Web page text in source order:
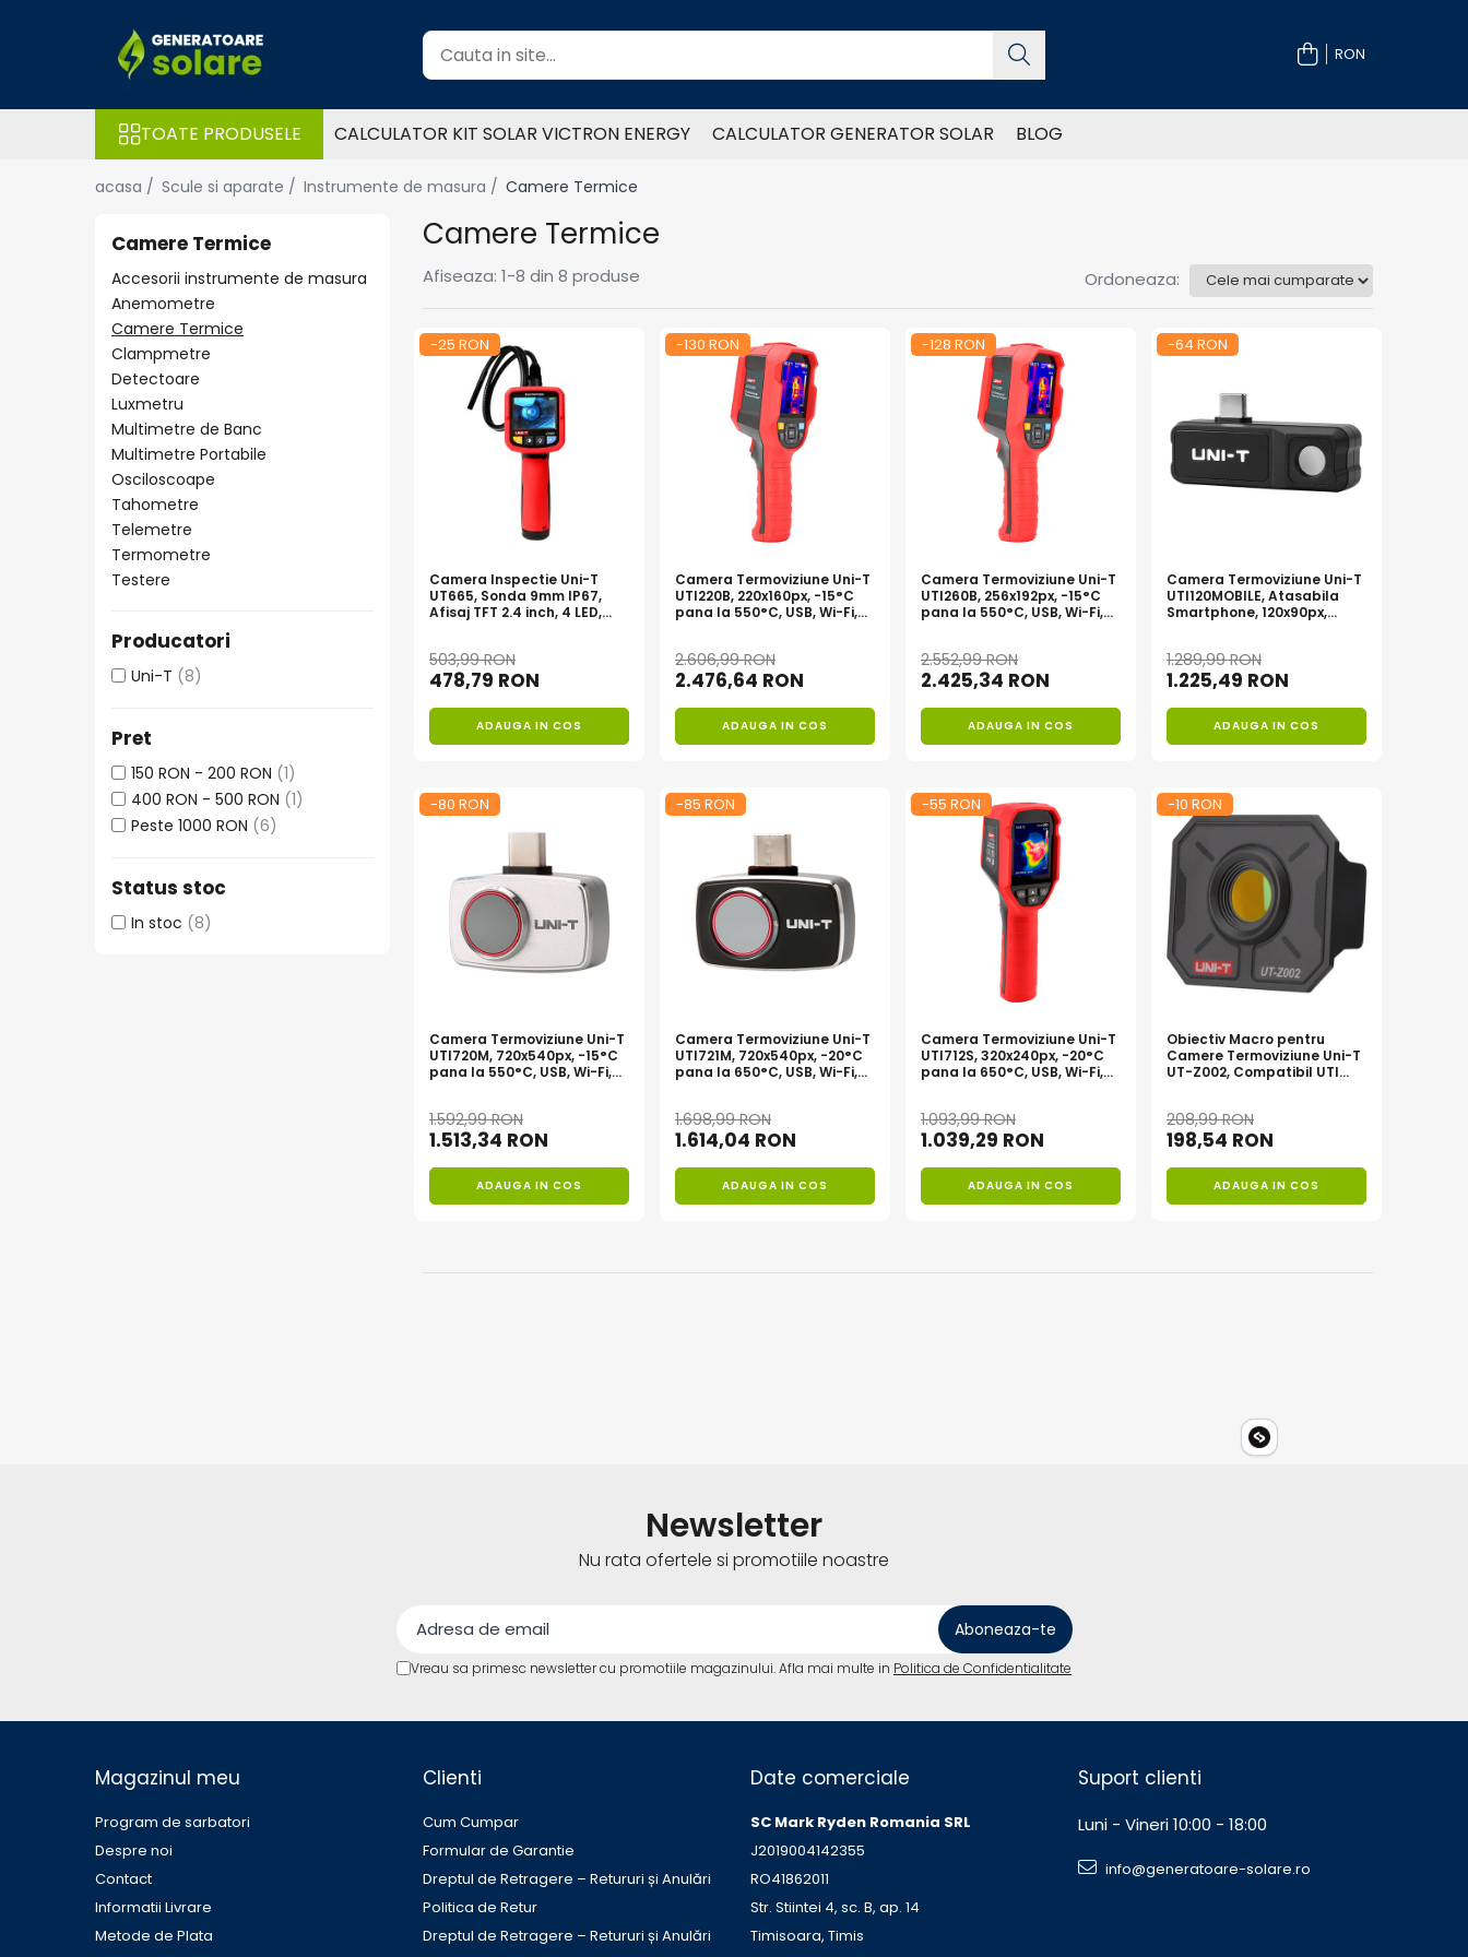
Toate Produsele
Statii de Alimentare Portabile
Cauta dupa capacitate
Intre 1000-2000W
Peste 3000W
Cauta dupa marca
Vezi toate statiile
Accesorii Statii de Alimentare
Kituri Generatoare Solare
Cauta dupa capacitate
Intre 1000-2000W
Intre 2000-3000W
Cauta dupa marca
Toate generatoarele
Acumulatori
Acumulatori Litiu
Acumulatori Moto
Electronice
RON
TOATE PRODUSELE CALCULATOR KIT SOLAR VICTRON ENERGY CALCULATOR GENERATOR SOLAR BLOG
acasa / Scule si aparate / Instrumente de masura / Camere Termice
Camere Termice
Camere Termice
Accesorii instrumente de masura
Anemometre
Camere Termice
Clampmetre
Detectoare
Luxmetru
Multimetre de Banc
Multimetre Portabile
Osciloscoape
Tahometre
Telemetre
Termometre
Testere
Producatori
Uni-T (8)
Pret
150 RON - 200 RON (1)
400 RON - 500 RON (1)
Peste 1000 RON (6)
Status stoc
In stoc (8)
Afiseaza: 1-8 din 8 produse Ordoneaza:
-25 RON
Camera Inspectie Uni-T
UT665, Sonda 9mm IP67,
Afisaj TFT 2.4 inch, 4 LED,
503,99 RON
478,79 RON
ADAUGA IN COS
-130 RON
Camera Termoviziune Uni-T
UTI220B, 220x160px, -15°C
pana la 550°C, USB, Wi-Fi,
2.606,99 RON
2.476,64 RON
ADAUGA IN COS
-128 RON
Camera Termoviziune Uni-T
UTI260B, 256x192px, -15°C
pana la 550°C, USB, Wi-Fi,
2.552,99 RON
2.425,34 RON
ADAUGA IN COS
-64 RON
Camera Termoviziune Uni-T
UTI120MOBILE, Atasabila
Smartphone, 120x90px,
1.289,99 RON
1.225,49 RON
ADAUGA IN COS
-80 RON
Camera Termoviziune Uni-T
UTI720M, 720x540px, -15°C
pana la 550°C, USB, Wi-Fi,
1.592,99 RON
1.513,34 RON
ADAUGA IN COS
-85 RON
Camera Termoviziune Uni-T
UTI721M, 720x540px, -20°C
pana la 650°C, USB, Wi-Fi,
1.698,99 RON
1.614,04 RON
ADAUGA IN COS
-55 RON
Camera Termoviziune Uni-T
UTI712S, 320x240px, -20°C
pana la 650°C, USB, Wi-Fi,
1.093,99 RON
1.039,29 RON
ADAUGA IN COS
-10 RON
Obiectiv Macro pentru
Camere Termoviziune Uni-T
UT-Z002, Compatibil UTI
208,99 RON
198,54 RON
ADAUGA IN COS
Newsletter
Nu rata ofertele si promotiile noastre
Vreau sa primesc newsletter cu promotiile magazinului. Afla mai multe in Politica de Confidentialitate
Magazinul meu
Program de sarbatori
Despre noi
Contact
Informatii Livrare
Metode de Plata
Clienti
Cum Cumpar
Formular de Garantie
Dreptul de Retragere – Retururi și Anulări
Politica de Retur
Dreptul de Retragere – Retururi și Anulări
Date comerciale
SC Mark Ryden Romania SRL
J2019004142355
RO41862011
Str. Stiintei 4, sc. B, ap. 14
Timisoara, Timis
Suport clienti
Luni - Vineri 10:00 - 18:00
info@generatoare-solare.ro